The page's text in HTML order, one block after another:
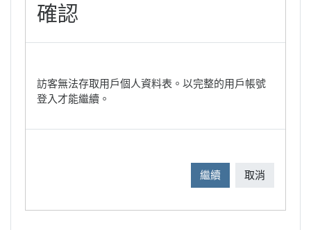
確認
訪客無法存取用戶個人資料表。以完整的用戶帳號
登入才能繼續。
繼續 取消